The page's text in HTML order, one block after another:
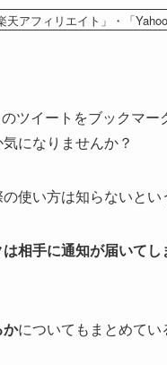
アフィリエイト」・「
ツイートをブックマ
になりませんか？
使い方は知らないとい
は相手に通知が届いてし
かについてもまとめて